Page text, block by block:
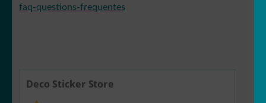
faq-questions-frequentes
Deco Sticker Store